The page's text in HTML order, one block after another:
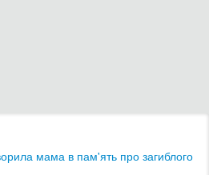
мама в пам'ять про загиблого